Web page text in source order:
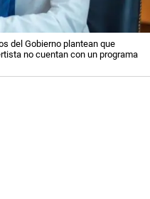
del Gobierno plantean que
no cuentan con un programa